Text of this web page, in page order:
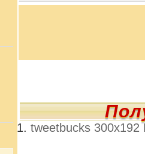
tweetbucks 300x192